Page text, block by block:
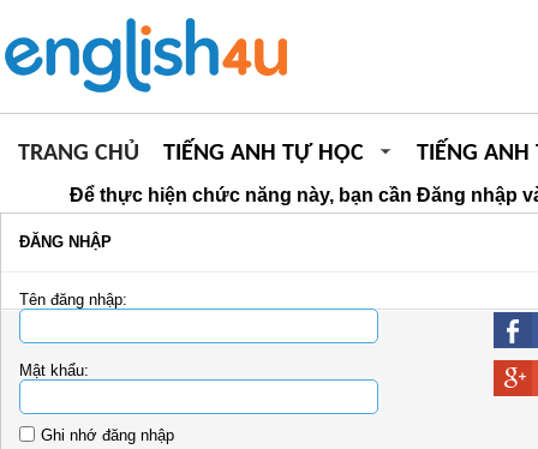
TRANG CHỦ TIẾNG ANH TỰ HỌC TIẾNG ANH
Để thực hiện chức năng này, bạn cần Đăng nhập
ĐĂNG NHẬP
Tên đăng nhập:
Mật khẩu:
Ghi nhớ đăng nhập